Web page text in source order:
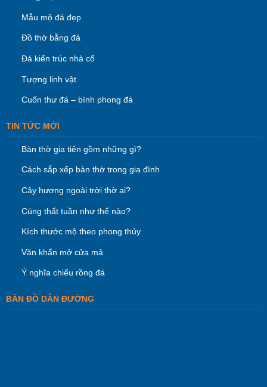
Mẫu mộ đá đẹp
Đồ thờ bằng đá
Đá kiến trúc nhà cổ
Tượng linh vật
Cuốn thư đá – bình phong đá
TIN TỨC MỚI
Bàn thờ gia tiên gồm những gì?
Cách sắp xếp bàn thờ trong gia đình
Cây hương ngoài trời thờ ai?
Cúng thất tuần như thế nào?
Kích thước mộ theo phong thủy
Văn khấn mở cửa mả
Ý nghĩa chiếu rồng đá
BẢN ĐỒ DẪN ĐƯỜNG